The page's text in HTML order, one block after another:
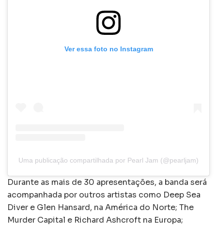
Ver essa foto no Instagram
Uma publicação compartilhada por Pearl Jam (@pearljam)
Durante as mais de 30 apresentações, a banda será
acompanhada por outros artistas como Deep Sea
Diver e Glen Hansard, na América do Norte; The
Murder Capital e Richard Ashcroft na Europa;